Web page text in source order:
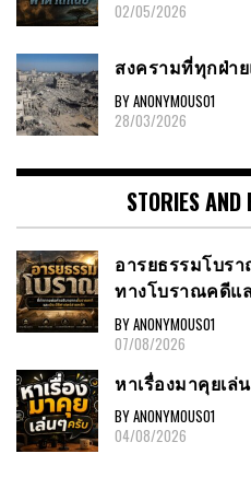
02/05/2026
สงครามที่ทุกฝ่า
BY ANONYMOUS01
28/03/2026
STORIES AND
อารยธรรมโบร
ทางโบราณคดีแ
BY ANONYMOUS01
07/08/2026
หาเรื่องมาคุยเล่
BY ANONYMOUS01
04/08/2026